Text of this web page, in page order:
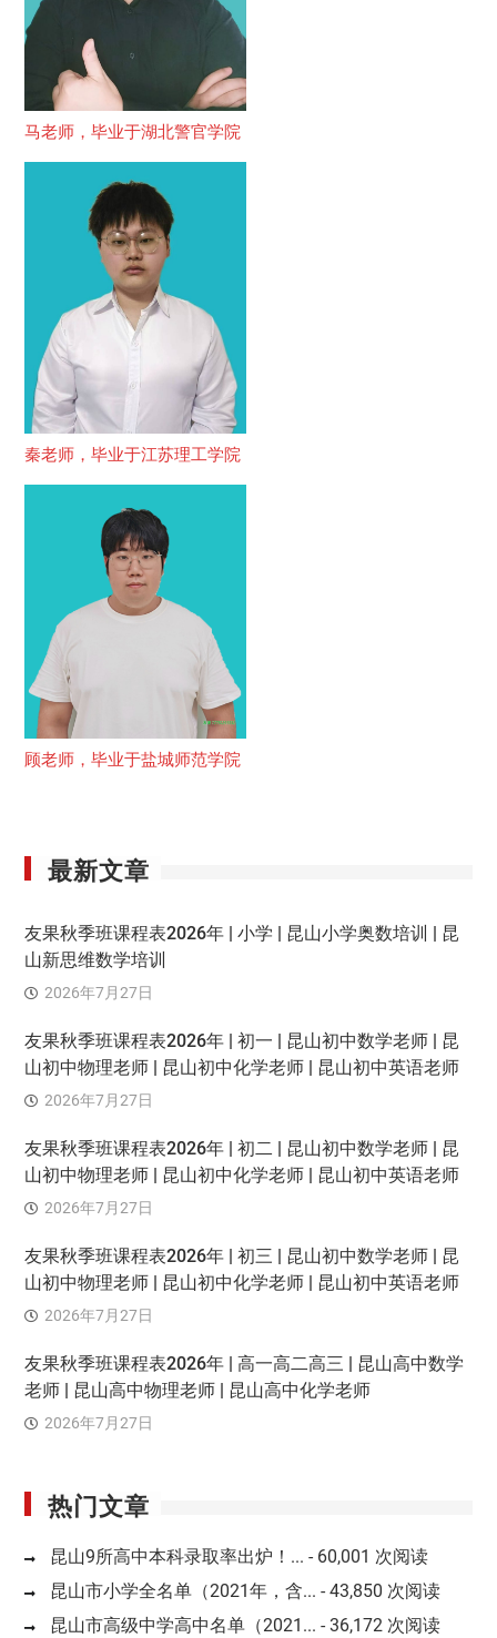
马老师，毕业于湖北警官学院
秦老师，毕业于江苏理工学院
顾老师，毕业于盐城师范学院
最新文章
友果秋季班课程表2026年 | 小学 | 昆山小学奥数培训 | 昆
山新思维数学培训
2026年7月27日
友果秋季班课程表2026年 | 初一 | 昆山初中数学老师 | 昆
山初中物理老师 | 昆山初中化学老师 | 昆山初中英语老师
2026年7月27日
友果秋季班课程表2026年 | 初二 | 昆山初中数学老师 | 昆
山初中物理老师 | 昆山初中化学老师 | 昆山初中英语老师
2026年7月27日
友果秋季班课程表2026年 | 初三 | 昆山初中数学老师 | 昆
山初中物理老师 | 昆山初中化学老师 | 昆山初中英语老师
2026年7月27日
友果秋季班课程表2026年 | 高一高二高三 | 昆山高中数学
老师 | 昆山高中物理老师 | 昆山高中化学老师
2026年7月27日
热门文章
昆山9所高中本科录取率出炉！... - 60,001 次阅读
昆山市小学全名单（2021年，含... - 43,850 次阅读
昆山市高级中学高中名单（2021... - 36,172 次阅读